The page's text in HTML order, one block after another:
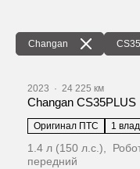
Changan
2023 · 24 225 км
Changan CS35PLUS
Оригинал ПТС 1
1.4 л (150 л.с.),
передний